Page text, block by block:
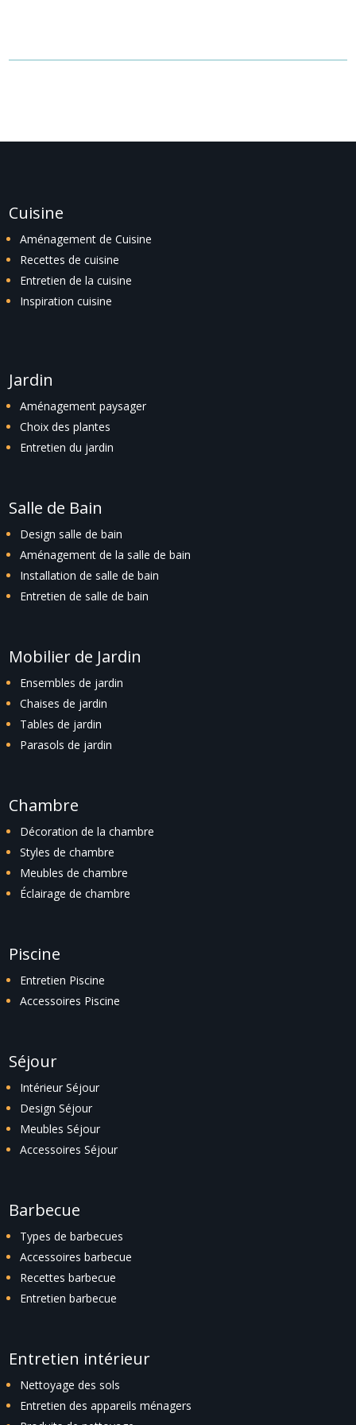
Cuisine
Aménagement de Cuisine
Recettes de cuisine
Entretien de la cuisine
Inspiration cuisine
Jardin
Aménagement paysager
Choix des plantes
Entretien du jardin
Salle de Bain
Design salle de bain
Aménagement de la salle de bain
Installation de salle de bain
Entretien de salle de bain
Mobilier de Jardin
Ensembles de jardin
Chaises de jardin
Tables de jardin
Parasols de jardin
Chambre
Décoration de la chambre
Styles de chambre
Meubles de chambre
Éclairage de chambre
Piscine
Entretien Piscine
Accessoires Piscine
Séjour
Intérieur Séjour
Design Séjour
Meubles Séjour
Accessoires Séjour
Barbecue
Types de barbecues
Accessoires barbecue
Recettes barbecue
Entretien barbecue
Entretien intérieur
Nettoyage des sols
Entretien des appareils ménagers